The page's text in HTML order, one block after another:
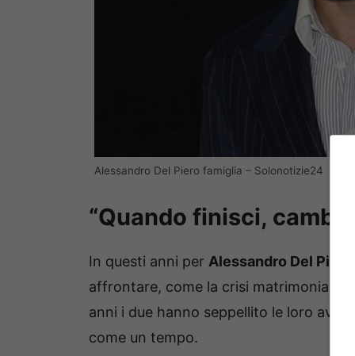
Alessandro Del Piero famiglia – Solonotizie24
“Quando finisci,
In questi anni per Alessandro Del Piero
affrontare, come la crisi matrimoniale
anni i due hanno seppellito le loro
come un tempo.